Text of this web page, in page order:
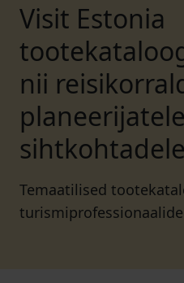
Visit Estonia
nii
sihtkohtadele
Temaatilised